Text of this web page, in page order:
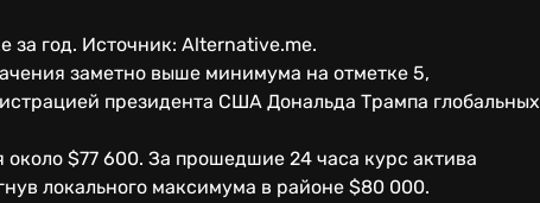
за год. Источник: Alternative.me.
заметно выше минимума на отметке 5,
президента США Дональда Трампа глобальных
$77 600. За прошедшие 24 часа курс актива
локального максимума в районе $80 000.